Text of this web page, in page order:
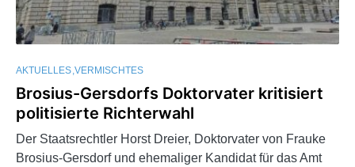
AKTUELLES VERMISCHTES
Brosius-Gersdorfs Doktorvater kritisiert
politisierte Richterwahl
Der Staatsrechtler Horst Dreier, Doktorvater von Frauke
Brosius-Gersdorf und ehemaliger Kandidat für das Amt